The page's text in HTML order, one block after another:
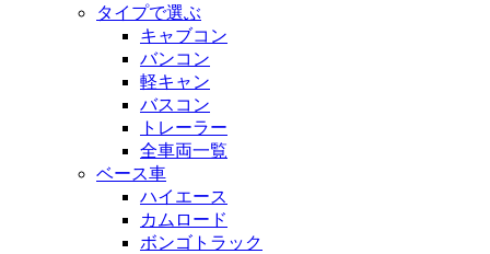
タイプで選ぶ
キャブコン
バンコン
軽キャン
バスコン
トレーラー
全車両一覧
ベース車
ハイエース
カムロード
ボンゴトラック